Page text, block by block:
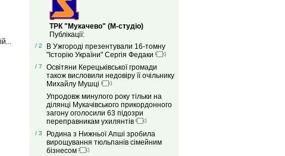
ТРК "Мукачево" (М-студіо)
Публікації:
/ 2
В Ужгороді презентували 16-томну
"Історію України" Сергія Федаки
/ 7
Освітяни Керецьківської громади
також висловили недовіру її очільнику
Михайлу Мушці
Упродовж минулого року тільки на
ділянці Мукачівського прикордонного
загону оголосили 63 підозри
переправникам ухилянтів
/ 3
Родина з Нижньої Апші зробила
вирощування тюльпанів сімейним
бізнесом